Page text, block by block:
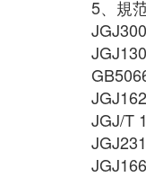
5、規
JGJ/T